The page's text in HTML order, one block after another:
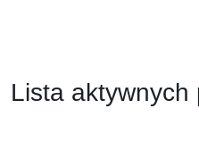
Lista aktywnych